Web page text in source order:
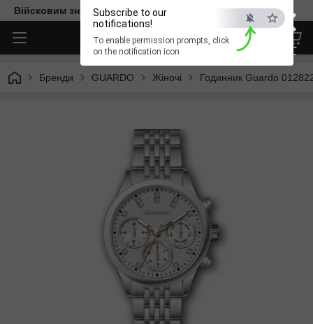
×
ESC
Subscribe to our
notifications!
To enable permission prompts, click
on the notification icon
Війсковим знижка -15%. Безкоштовна доставка
Бренди GUARDO Жіночі Годинник Guardo